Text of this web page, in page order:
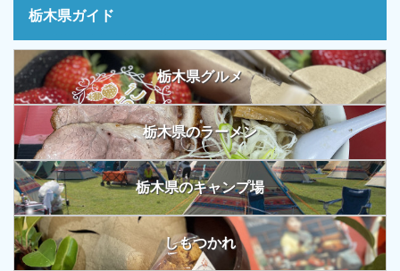
栃木県ガイド
栃木県グルメ
栃木県のラーメン
栃木県のキャンプ場
しもつかれ